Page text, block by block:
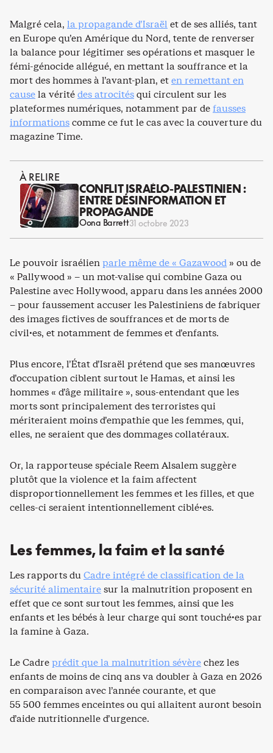
Malgré cela, la propagande d’Israël et de ses alliés, tant
en Europe qu’en Amérique du Nord, tente de renverser
la balance pour légitimer ses opérations et masquer le
fémi-génocide allégué, en mettant la souffrance et la
mort des hommes à l’avant-plan, eten remettant en
causela véritédes atrocitésqui circulent sur les
plateformes numériques, notamment par defausses
informationscomme ce fut le cas avec la couverture du
magazine Time.
À RELIRE
CONFLIT ISRAÉLO-PALESTINIEN :
ENTRE DÉSINFORMATION ET
PROPAGANDE
Oona Barrett31 octobre 2023
Le pouvoir israélienparle même de « Gazawood » ou de
« Pallywood » – un mot-valise qui combine Gaza ou
Palestine avec Hollywood, apparu dans les années 2000
– pour faussement accuser les Palestiniens de fabriquer
des images fictives de souffrances et de morts de
civil·es, et notamment de femmes et d’enfants.
Plus encore, l’État d’Israël prétend que ses manœuvres
d’occupation ciblent surtout le Hamas, et ainsi les
hommes « d’âge militaire », sous-entendant que les
morts sont principalement des terroristes qui
mériteraient moins d’empathie que les femmes, qui,
elles, ne seraient que des dommages collatéraux.
Or, la rapporteuse spéciale Reem Alsalem suggère
plutôt que la violence et la faim affectent
disproportionnellement les femmes et les filles, et que
celles-ci seraient intentionnellement ciblé·es.
Les femmes, la faim et la santé
Les rapports duCadre intégré de classification de la
sécurité alimentairesur la malnutrition proposent en
effet que ce sont surtout les femmes, ainsi que les
enfants et les bébés à leur charge qui sont touché·es par
la famine à Gaza.
Le Cadreprédit que la malnutrition sévèrechez les
enfants de moins de cinq ans va doubler à Gaza en 2026
en comparaison avec l’année courante, et que
55 500 femmes enceintes ou qui allaitent auront besoin
d’aide nutritionnelle d’urgence.